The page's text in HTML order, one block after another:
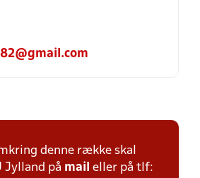
denne række skal
Jylland på mail eller på tlf: